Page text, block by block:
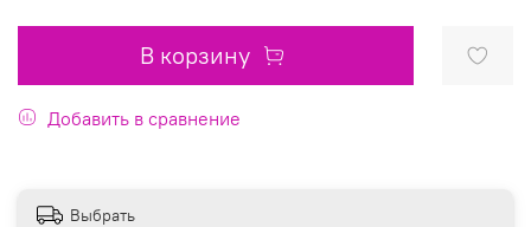
В корзину
Добавить в сравнение
Выбрать